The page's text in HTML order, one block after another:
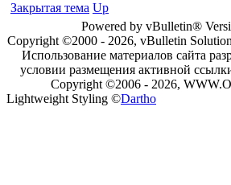
Закрытая тема Up
Powered by vBulletin®
Copyright ©2000 - 2026, vBulletin
Использование материалов сайта
условии размещения активной
Copyright ©2006 - 2026,
Lightweight Styling ©Dartho